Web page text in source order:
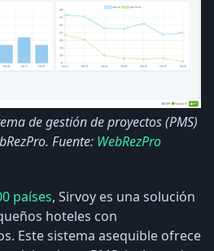
de gestión de proyectos (PMS)
Fuente: WebRezPro
países, Sirvoy es una solución
hoteles con
Este sistema asequible ofrece